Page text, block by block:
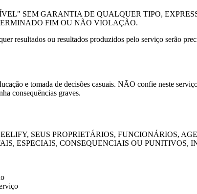
SEM GARANTIA DE QUALQUER TIPO,
FIM OU NÃO VIOLAÇÃO.
resultados ou resultados produzidos pelo serviço serão
e tomada de decisões casuais. NÃO confie neste
consequências graves.
, SEUS PROPRIETÁRIOS, FUNCIONÁRIOS,
ESPECIAIS, CONSEQUENCIAIS OU